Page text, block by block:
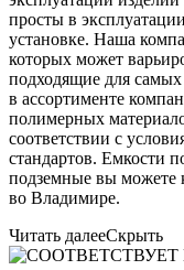
просты в
установке. Наша
которых может
подходящие для
в ассортименте
полимерных
соответствии с
стандартов. Емкости
подземные вы можете
во Владимире.
Читать далееСкрыть